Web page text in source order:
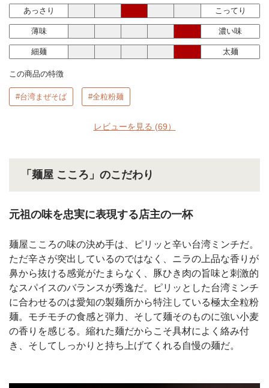
あっさり こってり
薄味 濃い味
細麺 太麺
この商品の特徴
#台湾まぜそば #全粒粉麺
レビューを見る (69）
「麺屋 こころ」のこだわり
元祖の味を忠実に表現する店主の一杯
麺屋こころの味の決め手は、ピリッと辛い台湾ミンチだ。
ただ辛さが突出しているのではなく、ニラの上品な香りが
鼻から抜ける感覚がたまらなく、豚ひき肉の旨味と刺激的
なスパイスのバランスが秀逸だ。ピリッとした台湾ミンチ
に合わせるのは愛知の製麺所から特注している極太全粒粉
麺。モチモチの食感と弾力、そして麺そのものに強い小麦
の香りを感じる。縮れた麺だからこそ具材によく絡み付
き、そしてしっかりと持ち上げてくれる自慢の麺だ。